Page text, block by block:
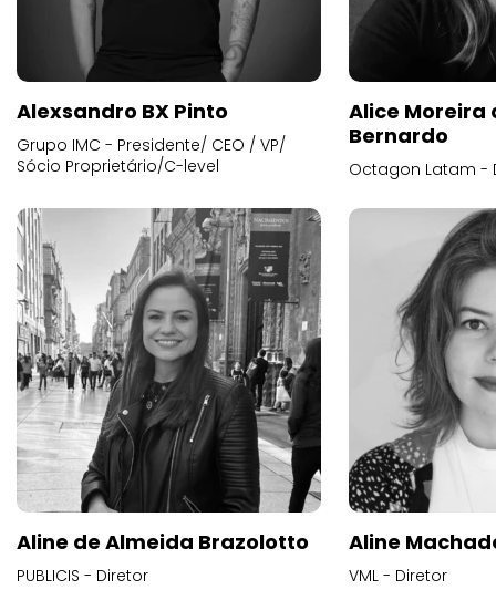
Alexsandro BX Pinto
Grupo IMC - Presidente/ CEO / VP/
Sócio Proprietário/C-level
Alice
Bernardo
Octagon Latam -
Aline de Almeida Brazolotto
PUBLICIS - Diretor
Aline
VML - Diretor